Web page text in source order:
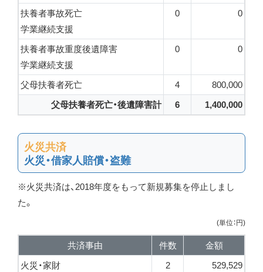
扶養者事故死亡
学業継続支援
0 0
扶養者事故重度後遺障害
学業継続支援
0 0
父母扶養者死亡 4
800,000
父母扶養者死亡・後遺障害計
6 1,400,000
火災共済
火災・借家人賠償・盗難
※火災共済は、2018年度をもって新規募集を停止しまし
た。
(単位：円)
共済事由 件数
金額
火災・家財
2
529,529